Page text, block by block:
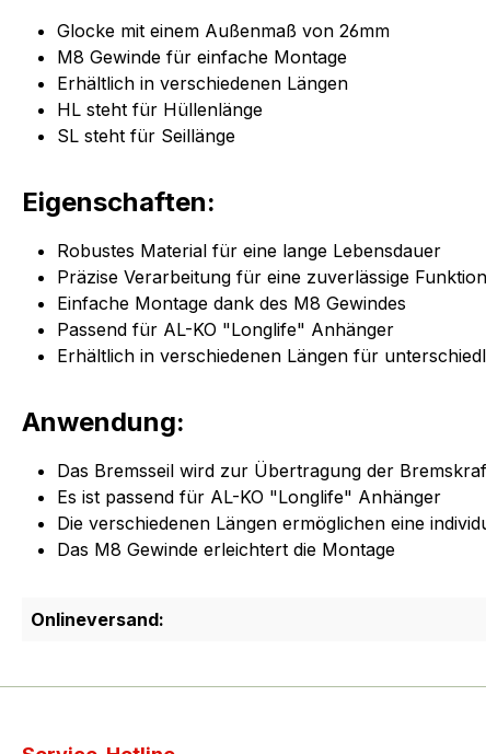
Glocke mit einem Außenmaß von 26mm
M8 Gewinde für einfache Montage
Erhältlich in verschiedenen Längen
HL steht für Hüllenlänge
SL steht für Seillänge
Eigenschaften:
Robustes Material für eine lange Lebensdauer
Präzise Verarbeitung für eine zuverlässige Funktion
Einfache Montage dank des M8 Gewindes
Passend für AL-KO "Longlife" Anhänger
Erhältlich in verschiedenen Längen für
Anwendung:
Das Bremsseil wird zur Übertragung der
Es ist passend für AL-KO "Longlife" Anhänger
Die verschiedenen Längen ermöglichen eine
Das M8 Gewinde erleichtert die Montage
Onlineversand: